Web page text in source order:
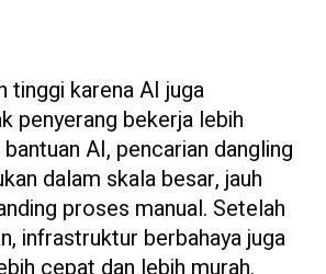
tinggi karena AI juga
penyerang bekerja lebih
AI, pencarian dangling
dalam skala besar, jauh
proses manual. Setelah
infrastruktur berbahaya juga